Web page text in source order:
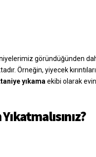
göründüğünden
Örneğin, yiyecek
yıkama ekibi olarak